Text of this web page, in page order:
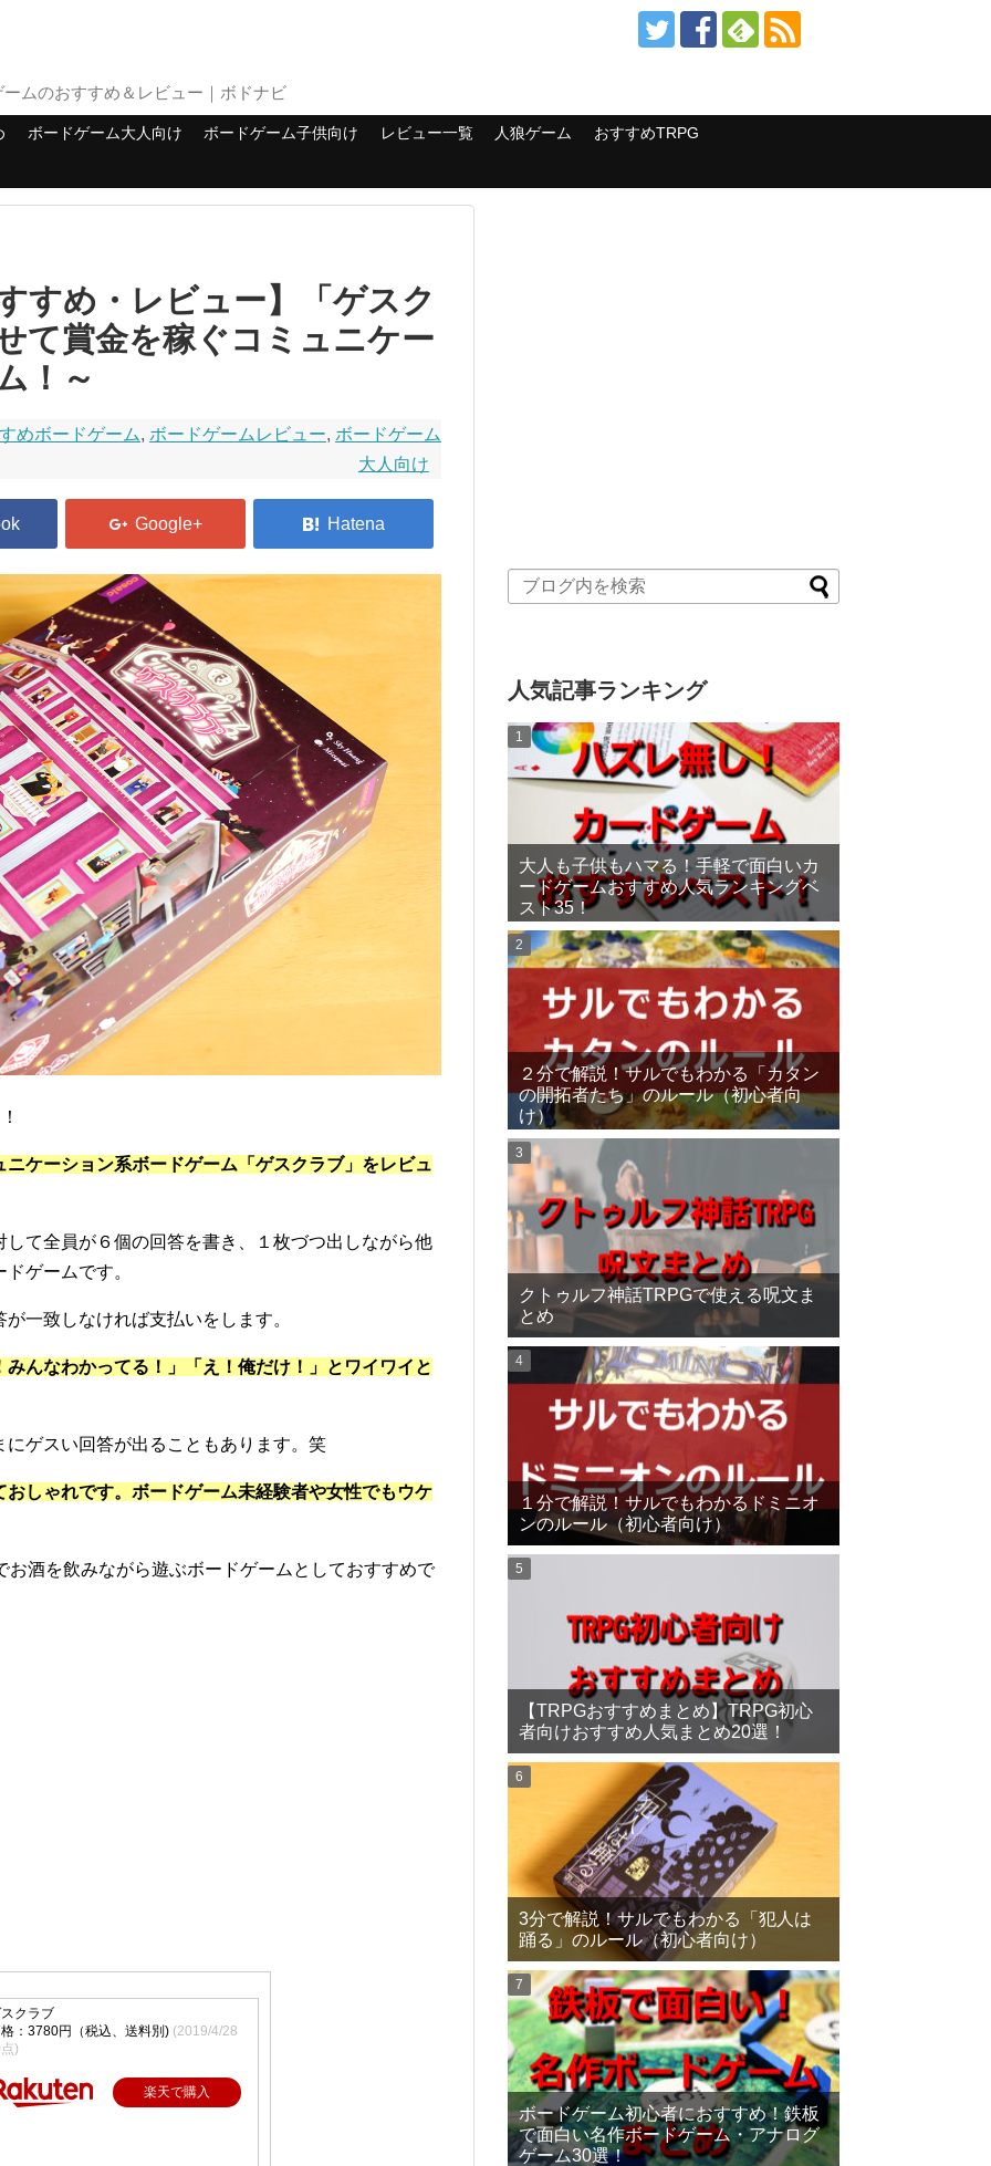
ムのおすすめ＆レビュー｜ボドナビ
ボードゲーム大人向け ボードゲーム子供向け レビュー一覧 人狼ゲーム おすすめTRPG
すめ・レビュー】「ゲスク
て賞金を稼ぐコミュニケー
！～
めボードゲーム, ボードゲームレビュー, ボードゲーム
大人向け
ケーション系ボードゲーム「ゲスクラブ」をレビュ
て全員が６個の回答を書き、１枚づつ出しながら他
ゲームです。
一致しなければ支払いをします。
んなわかってる！」「え！俺だけ！」とワイワイと
ゲスい回答が出ることもあります。笑
しゃれです。ボードゲーム未経験者や女性でもウケ
酒を飲みながら遊ぶボードゲームとしておすすめで
クラブ
：3780円（税込、送料別) (2019/4/28
)
楽天で購入
人気記事ランキング
大人も子供もハマる！手軽で面白いカ
ードゲームおすすめ人気ランキングベ
スト35！
２分で解説！サルでもわかる「カタン
の開拓者たち」のルール（初心者向
け）
クトゥルフ神話TRPGで使える呪文ま
とめ
１分で解説！サルでもわかるドミニオ
ンのルール（初心者向け）
【TRPGおすすめまとめ】TRPG初心
者向けおすすめ人気まとめ20選！
3分で解説！サルでもわかる「犯人は
踊る」のルール（初心者向け）
ボードゲーム初心者におすすめ！鉄板
で面白い名作ボードゲーム・アナログ
ゲーム30選！